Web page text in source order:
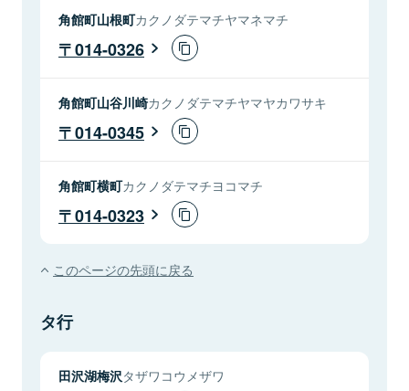
角館町山根町カクノダテマチヤマネマチ
014-0326
角館町山谷川崎カクノダテマチヤマヤカワサキ
014-0345
角館町横町カクノダテマチヨコマチ
014-0323
このページの先頭に戻る
タ行
田沢湖梅沢タザワコウメザワ